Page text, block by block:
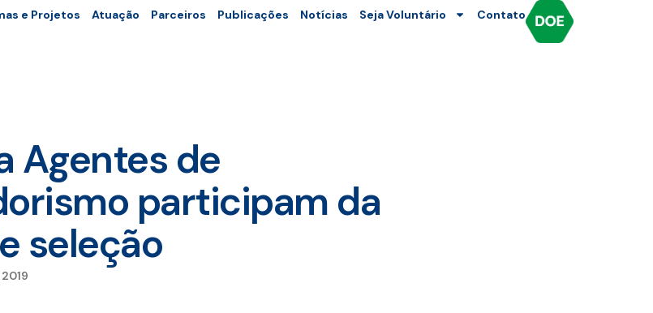
e Projetos Atuação Parceiros Publicações Notícias Seja Voluntário Contato
Agentes de
participam da
seleção